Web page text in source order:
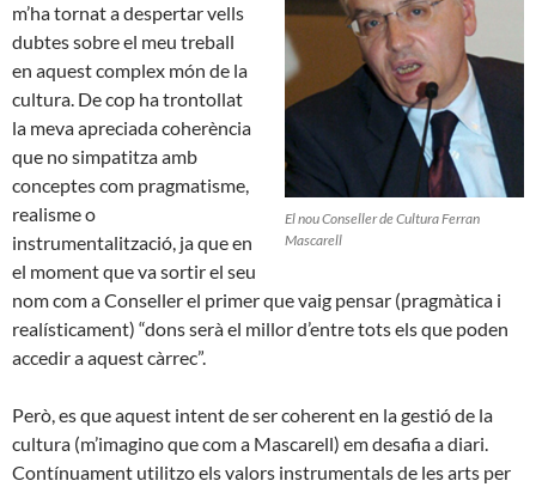
El nou Conseller de Cultura Ferran
Mascarell
m’ha tornat a despertar vells
dubtes sobre el meu treball
en aquest complex món de la
cultura. De cop ha trontollat
la meva apreciada coherència
que no simpatitza amb
conceptes com pragmatisme,
realisme o
instrumentalització, ja que en
el moment que va sortir el seu
nom com a Conseller el primer que vaig pensar (pragmàtica i
realísticament) “dons serà el millor d’entre tots els que poden
accedir a aquest càrrec”.
Però, es que aquest intent de ser coherent en la gestió de la
cultura (m’imagino que com a Mascarell) em desafia a diari.
Contínuament utilitzo els valors instrumentals de les arts per